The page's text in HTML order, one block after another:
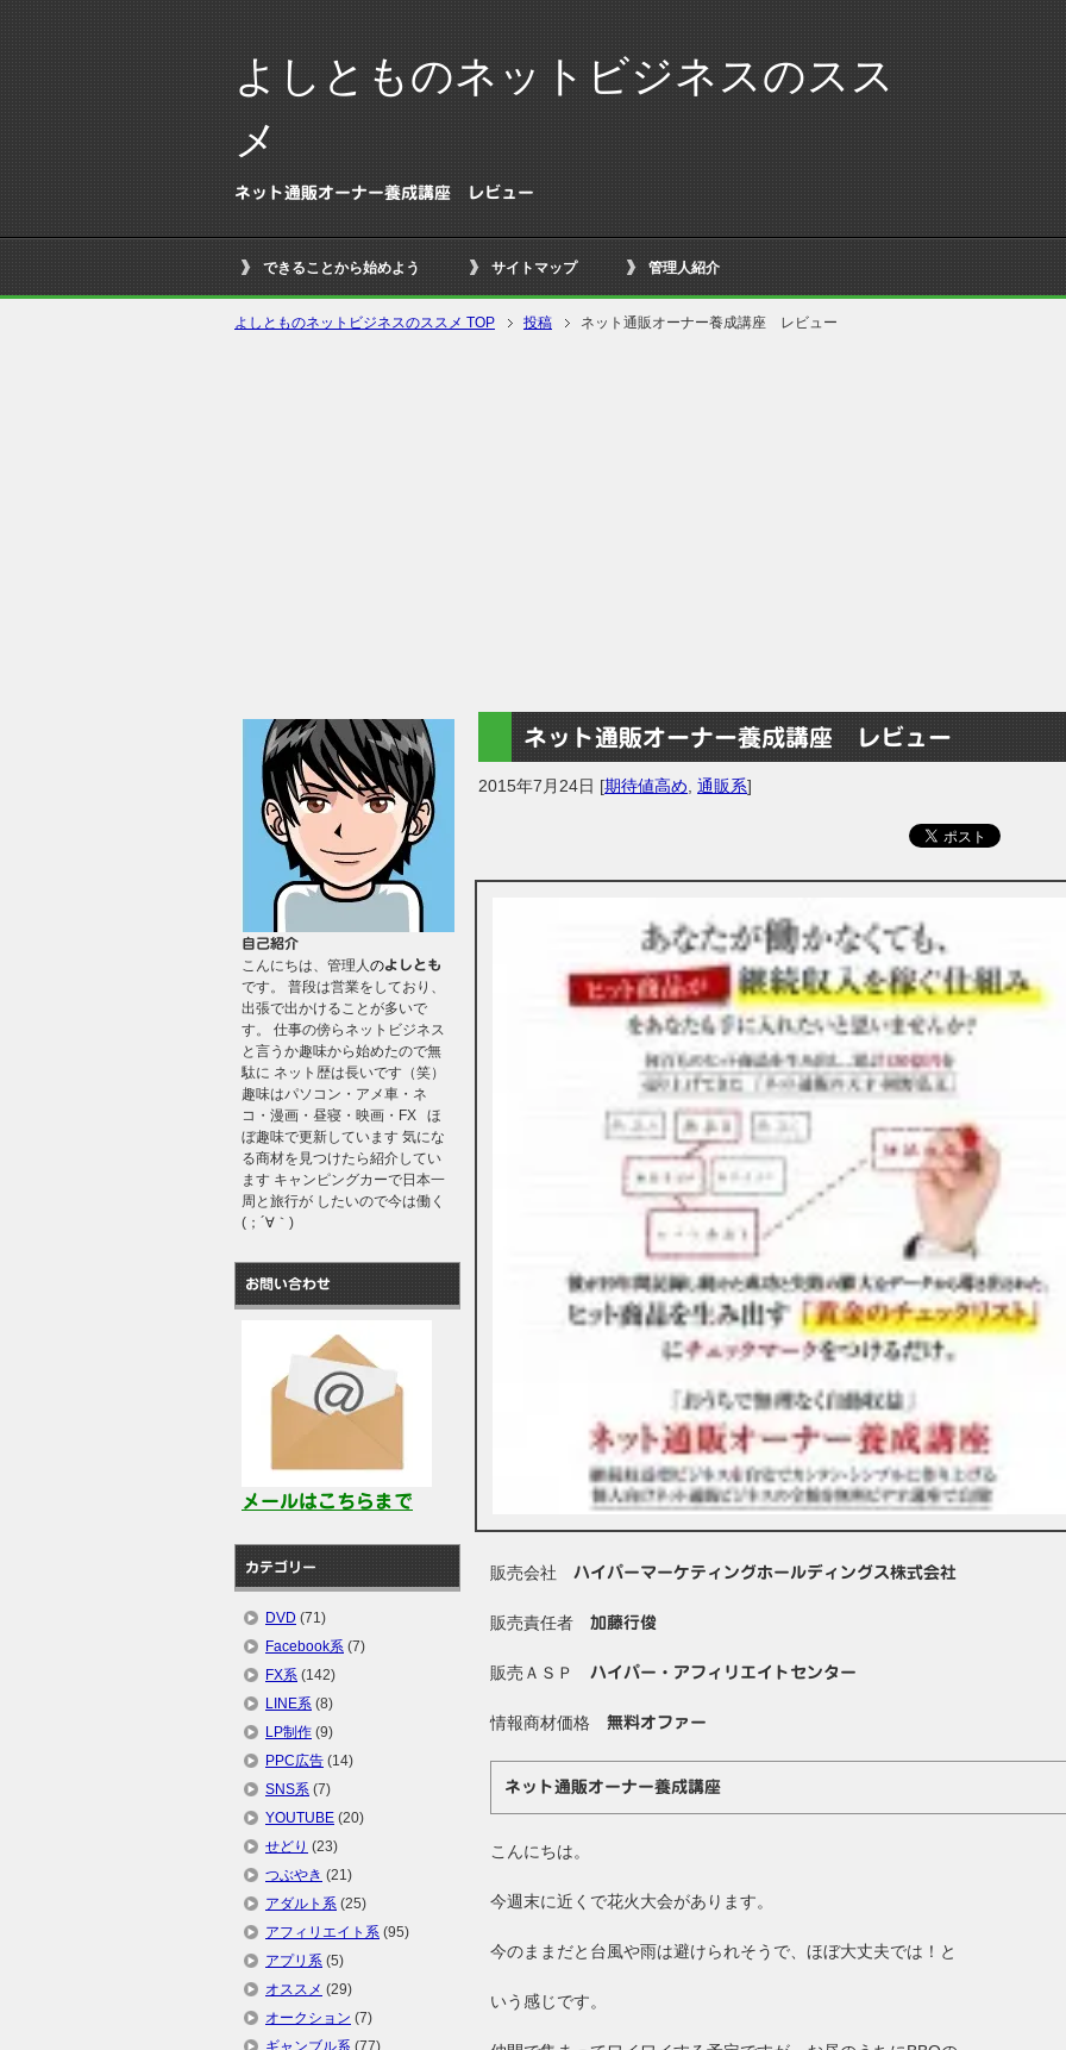
よしとものネットビジネスのスス
メ
ネット通販オーナー養成講座 レビュー
できることから始めよう サイトマップ 管理人紹介
よしとものネットビジネスのススメ TOP 投稿 ネット通販オーナー養成講座 レビュー
ネット通販オーナー養成講座 レビュー
2015年7月24日 [期待値高め ,通販系]
販売会社ハイパーマーケティングホールディングス株式会社
販売責任者加藤行俊
販売ＡＳＰハイパー・アフィリエイトセンター
情報商材価格無料オファー
ネット通販オーナー養成講座
こんにちは。
今週末に近くで花火大会があります。
今のままだと台風や雨は避けられそうで、ほぼ大丈夫では！と
いう感じです。
自己紹介
こんにちは、管理人のよしとも
です。 普段は営業をしており、
出張で出かけることが多いで
す。 仕事の傍らネットビジネス
と言うか趣味から始めたので無
駄に ネット歴は長いです（笑）
趣味はパソコン・アメ車・ネ
コ・漫画・昼寝・映画・FX ほ
ぼ趣味で更新しています 気にな
る商材を見つけたら紹介してい
ます キャンピングカーで日本一
周と旅行が したいので今は働く
(；´∀｀)
お問い合わせ
メールはこちらまで
カテゴリー
DVD (71)
Facebook系 (7)
FX系 (142)
LINE系 (8)
LP制作 (9)
PPC広告 (14)
SNS系 (7)
YOUTUBE (20)
せどり (23)
つぶやき (21)
アダルト系 (25)
アフィリエイト系 (95)
アプリ系 (5)
オススメ (29)
オークション (7)
ギャンブル系 (77)